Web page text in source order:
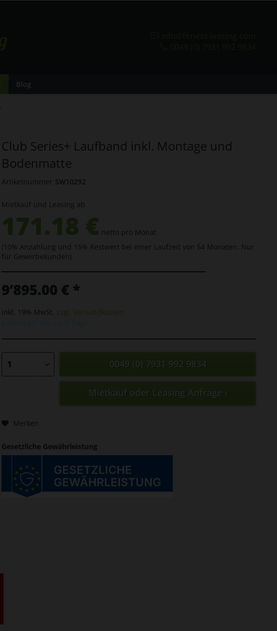
Blog
Club Series+ Laufband inkl. Montage und
Bodenmatte
Artikelnummer SW10292
Mietkauf und Leasing ab
171.18 € netto pro Monat
(10% Anzahlung und 15% Restwert bei einer Laufzeit von 54 Monaten. Nur
für Gewerbekunden)
9’895.00 € *
inkl. 19% MwSt. zzgl. Versandkosten
0049 (0) 7931 992 9834
Mietkauf oder Leasing Anfrage
Merken
Gesetzliche Gewährleistung